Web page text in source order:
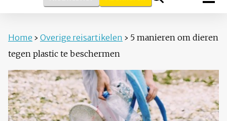
Home › Overige reisartikelen › 5 manieren om dieren
tegen plastic te beschermen